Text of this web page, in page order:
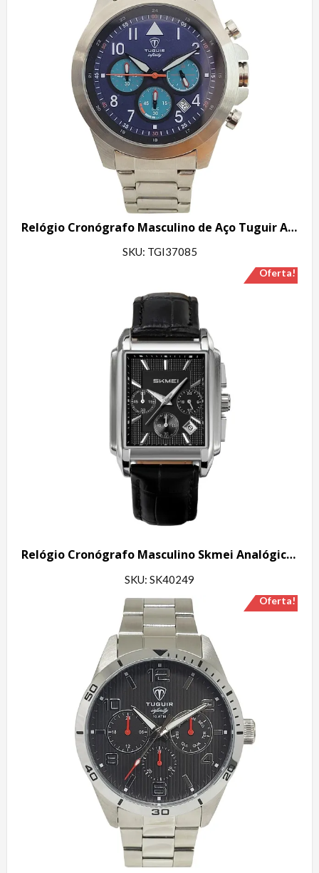
Relógio Cronógrafo Masculino de Aço Tuguir Analógico Infinity TGI37085 Prata e Azul
SKU: TGI37085
Oferta!
Relógio Cronógrafo Masculino Skmei Analógico 2339 Prata e Preto
SKU: SK40249
Oferta!